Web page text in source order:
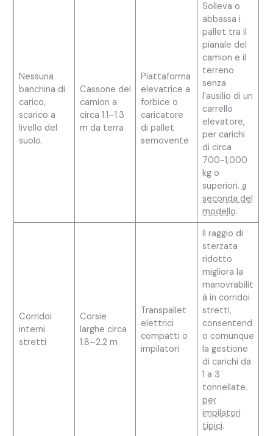
Nessuna
banchina di
carico,
scarico a
livello del
suolo.
Cassone del
camion a
circa 1.1–1.3
m da terra
Piattaforma
elevatrice a
forbice o
caricatore
di pallet
semovente
Solleva o
abbassa i
pallet tra il
pianale del
camion e il
terreno
senza
l'ausilio di un
carrello
elevatore,
per carichi
di circa
700-1,000
kg o
superiori. a
seconda del
modello.
Corridoi
interni
stretti
Corsie
larghe circa
1.8–2.2 m
Transpallet
elettrici
compatti o
impilatori
Il raggio di
sterzata
ridotto
migliora la
manovrabilit
à in corridoi
stretti,
consentend
o comunque
la gestione
di carichi da
1 a 3
tonnellate.
per
impilatori
tipici.